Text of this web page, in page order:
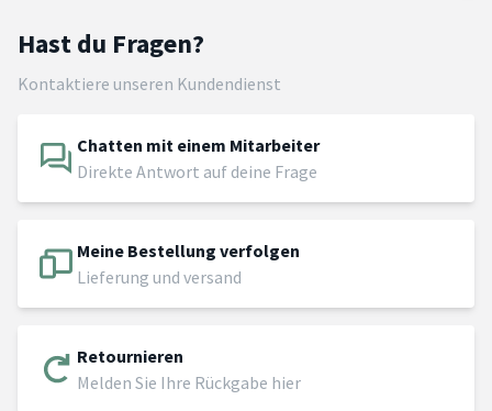
Hast du Fragen?
Kontaktiere unseren Kundendienst
Chatten mit einem Mitarbeiter
Direkte Antwort auf deine Frage
Meine Bestellung verfolgen
Lieferung und versand
Retournieren
Melden Sie Ihre Rückgabe hier